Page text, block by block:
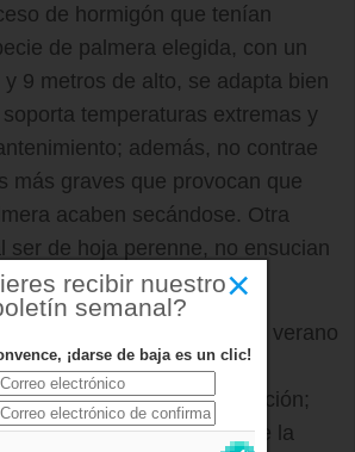
de hormigón que tenían
de palmera elegida, con un
9 metros de alto, se adapta bien
temperaturas extremas y
además, no contrae
más graves que provocan que
acaben secándose. Otra
ser de hoja perenne, no ensucian
de la misma.
realizado ahora porque el verano
ya que estos árboles
tener una buena adaptación;
se secarán y a partir de la
×
recibir nuestro
semanal?
¡darse de baja es un clic!